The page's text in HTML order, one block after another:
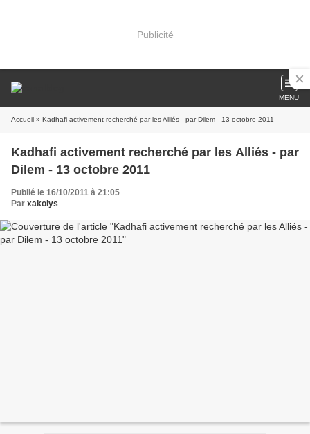
Publicité
MENU
Accueil » Kadhafi activement recherché par les Alliés - par Dilem - 13 octobre 2011
Kadhafi activement recherché par les Alliés - par
Dilem - 13 octobre 2011
Publié le 16/10/2011 à 21:05
Par xakolys